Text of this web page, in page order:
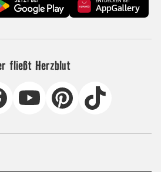
fließt Herzblut